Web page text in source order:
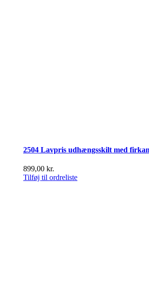
2504 Lavpris udhængsskilt med
899,00 kr.
Tilføj til ordreliste